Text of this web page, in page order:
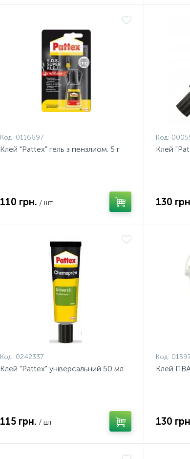
Код: 0116697
Клей "Pattex" гель з пензлиом. 5 г
110 грн. / шт
Код:
Клей
130
Код: 0242337
Клей "Pattex" унiверсальний 50 мл
115 грн. / шт
Код:
Клей
130